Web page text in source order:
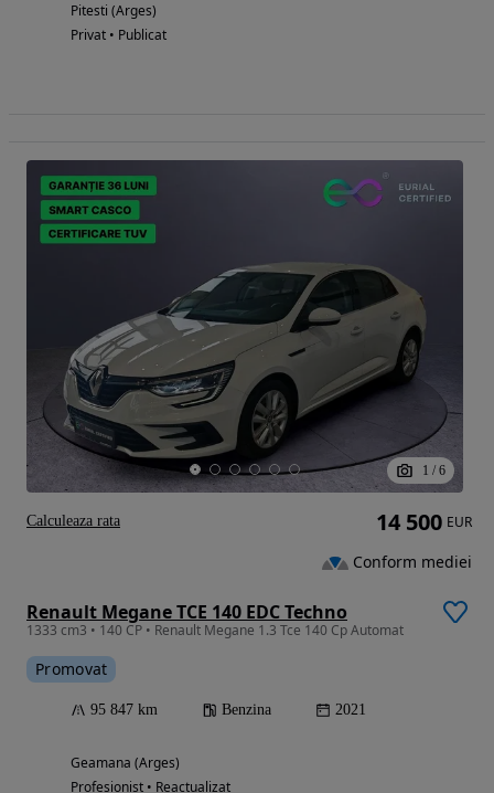
Pitesti (Arges)
Privat • Publicat
1 / 6
Renault Megane TCE 140 EDC Techno
1333 cm3 • 140 CP • Renault Megane 1.3 Tce 140 Cp Automat
Promovat
95 847 km Benzina 2021
Geamana (Arges)
Profesionist • Reactualizat
14 500 EUR
Conform mediei
Calculeaza rata